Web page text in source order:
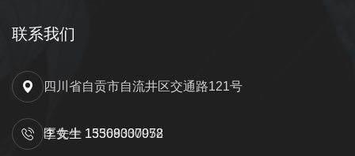
联系我们
四川省自贡市自流井区交通路121号
匡先生 15309000052
李女士 13568337978